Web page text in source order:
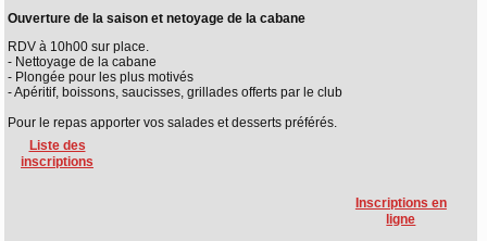
Ouverture de la saison et netoyage de la cabane
RDV à 10h00 sur place.
- Nettoyage de la cabane
- Plongée pour les plus motivés
- Apéritif, boissons, saucisses, grillades offerts par le club
Pour le repas apporter vos salades et desserts préférés.
Liste des
inscriptions
Inscriptions en
ligne